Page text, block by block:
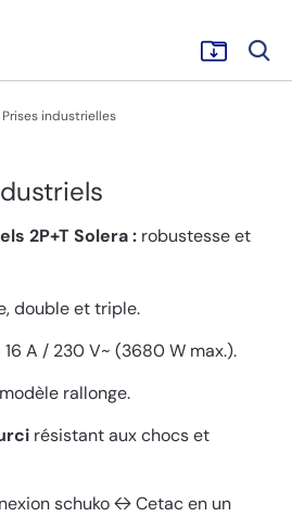
Prises industrielles
2P+T Solera : robustesse et
double et triple.
16 A / 230 V~ (3680 W max.).
rallonge.
résistant aux chocs et
schuko ↔︎ Cetac en un